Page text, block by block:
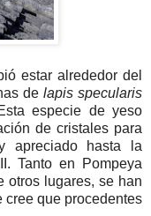
estar alrededor del
de lapis specularis
especie de yeso
de cristales para
apreciado hasta la
Tanto en Pompeya
otros lugares, se han
cree que procedentes